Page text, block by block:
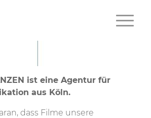
ist eine Agentur für
aus Köln.
dass Filme unsere